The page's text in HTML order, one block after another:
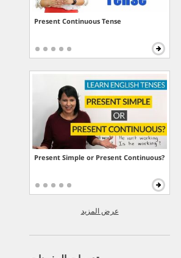
Present Continuous Tense
Present Simple or Present Continuous?
عرض المزيد